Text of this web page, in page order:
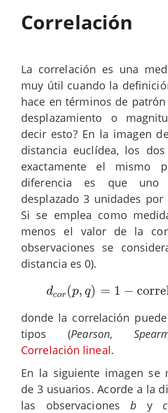
Correlación
La correlación es una
muy útil cuando la
hace en términos de
desplazamiento o
decir esto? En la imagen
distancia euclídea, los
exactamente el mismo
diferencia es que
desplazado 3 unidades
Si se emplea como
menos el valor de la
observaciones se
distancia es 0).
dcor (p, q) = 1 −
dcor(p ,q) =1 −
donde la correlación
tipos (Pearson,
Correlación lineal.
En la siguiente imagen se
de 3 usuarios. Acorde a la
las observacionesb y c